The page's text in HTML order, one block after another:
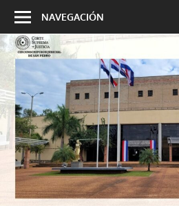
Saltar
contenido
NAVEGACIÓN